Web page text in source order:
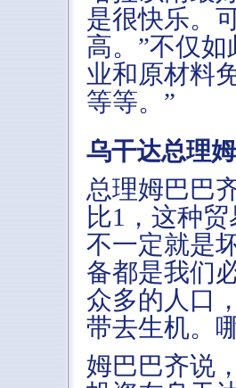
是很快乐。
高。”不仅
业和原材料
等等。”
乌干达总理
总理姆巴巴
比1，这种
不一定就是
备都是我们
众多的人口
带去生机。
姆巴巴齐说